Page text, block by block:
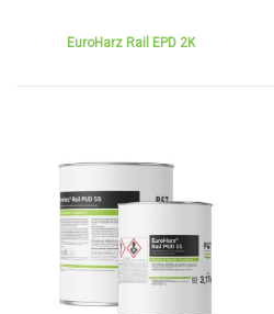
EuroHarz Rail EPD 2K